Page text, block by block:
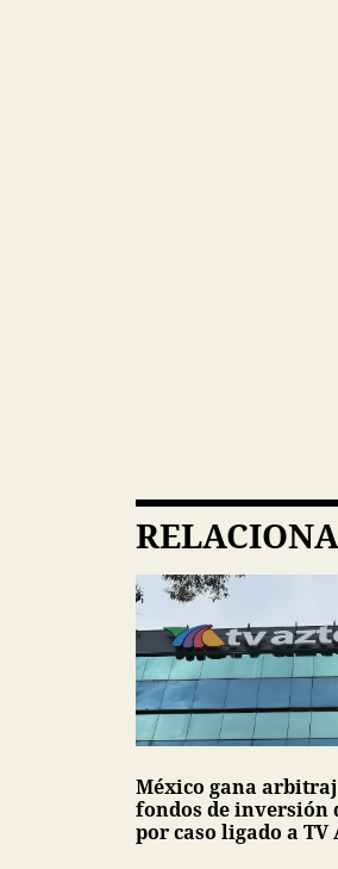
México gana
fondos de inversión
por caso ligado a TV